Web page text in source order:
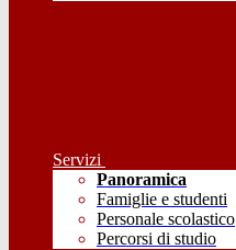
Servizi
Panoramica
Famiglie e studenti
Personale scolastico
Percorsi di studio